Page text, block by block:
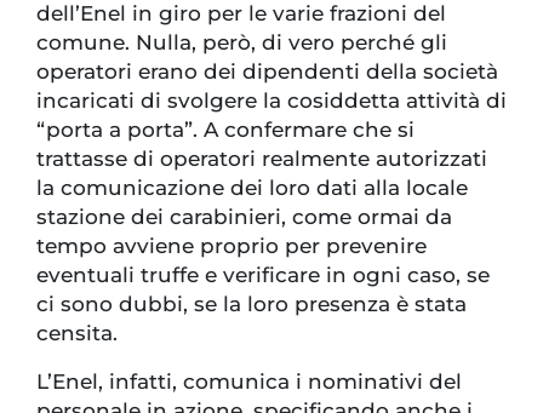
dell’Enel in giro per le varie frazioni del
comune. Nulla, però, di vero perché gli
operatori erano dei dipendenti della società
incaricati di svolgere la cosiddetta attività di
“porta a porta”. A confermare che si
trattasse di operatori realmente autorizzati
la comunicazione dei loro dati alla locale
stazione dei carabinieri, come ormai da
tempo avviene proprio per prevenire
eventuali truffe e verificare in ogni caso, se
ci sono dubbi, se la loro presenza è stata
censita.
L’Enel, infatti, comunica i nominativi del